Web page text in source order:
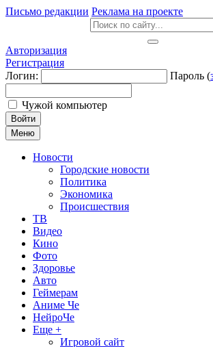
Письмо редакции Реклама на проекте
Авторизация
Регистрация
Логин:
Пароль (
Чужой компьютер
Войти
Меню
Новости
Городские новости
Политика
Экономика
Происшествия
ТВ
Видео
Кино
Фото
Здоровье
Авто
Геймерам
Аниме Че
НейроЧе
Еще +
Игровой сайт